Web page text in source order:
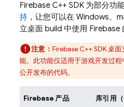
Firebase C++ SDK 为部分功
持 ，让您可以在 Windows、
立桌面 build 中使用 Firebase
注意： FirebaseC++SDK 桌面
能。此功能仅适用于游戏开发过
公开发布的代码。
Firebase 产品 库引用